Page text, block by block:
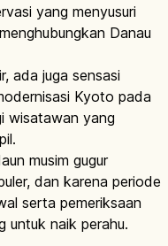
yang menyusuri
Danau
ada juga sensasi
Kyoto pada
wisatawan yang
musim gugur
dan karena periode
serta pemeriksaan
untuk naik perahu.